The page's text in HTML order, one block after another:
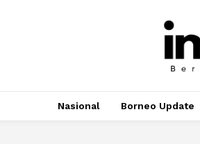
Nasional Borneo Update